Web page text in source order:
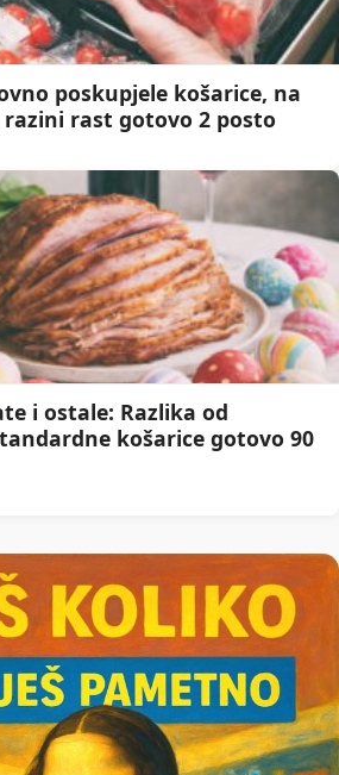
poskupjele košarice, na
rast gotovo 2 posto
i ostale: Razlika od
košarice gotovo 90